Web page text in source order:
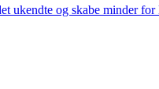
ukendte og skabe minder